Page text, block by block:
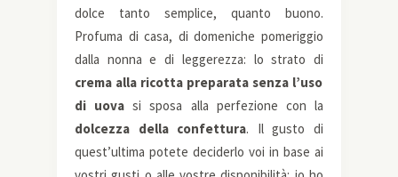
dolce tanto semplice, quanto buono.
Profuma di casa, di domeniche pomeriggio
dalla nonna e di leggerezza: lo strato di
crema alla ricotta preparata senza l’uso
di uova si sposa alla perfezione con la
dolcezza della confettura. Il gusto di
quest’ultima potete deciderlo voi in base ai